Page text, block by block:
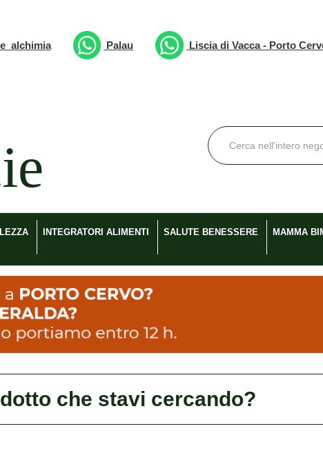
Palau Liscia di Vacca - Porto
Cerca
Prodotto
INTEGRATORI ALIMENTI SALUTE BENESSERE MAMMA
che stavi cercando?